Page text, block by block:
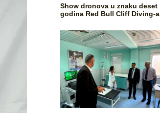
Show dronova u znaku deset
godina Red Bull Cliff Diving-a